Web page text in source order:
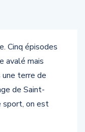
Cinq épisodes
avalé mais
terre de
de Saint-
sport, on est